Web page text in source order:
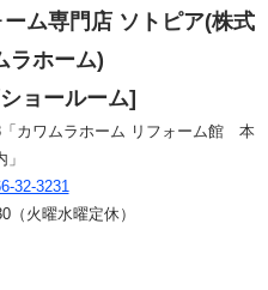
ム専門店 ソトピア(株式
ラホーム)
ョールーム]
「カワムラホーム リフォーム館 本
」
32-3231
（火曜水曜定休）